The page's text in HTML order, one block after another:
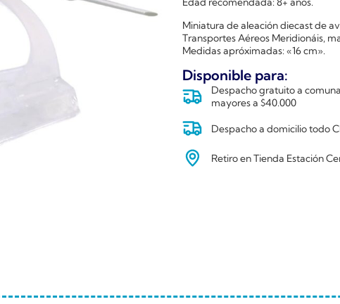
Miniatura de aleación diecast de
Transportes Aéreos Meridionáis,
Medidas apróximadas: «16 cm».
Disponible para:
Despacho gratuito a
mayores a $40.000
Despacho a domicilio todo
Retiro en Tienda Estación